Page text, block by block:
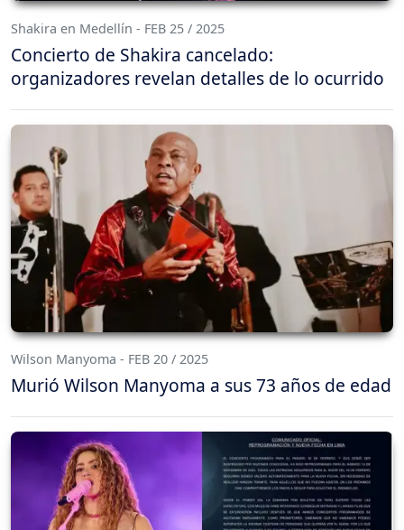
Shakira en Medellín - FEB 25 / 2025
Concierto de Shakira cancelado:
organizadores revelan detalles de lo ocurrido
Wilson Manyoma - FEB 20 / 2025
Murió Wilson Manyoma a sus 73 años de edad